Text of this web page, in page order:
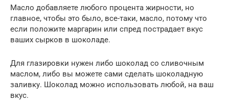
Масло добавляете любого процента жирности, но
главное, чтобы это было, все-таки, масло, потому что
если положите маргарин или спред пострадает вкус
ваших сырков в шоколаде.
Для глазировки нужен либо шоколад со сливочным
маслом, либо вы можете сами сделать шоколадную
заливку. Шоколад можно использовать любой, на ваш
вкус.